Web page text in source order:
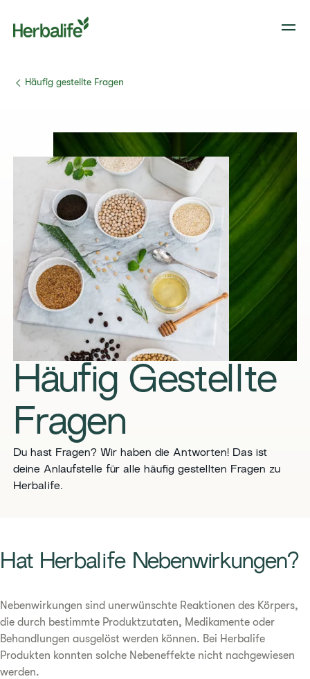
​​Häufig gestellte Fragen​
Häufig Gestellte
Fragen
Du hast Fragen? Wir haben die Antworten! Das ist
deine Anlaufstelle für alle häufig gestellten Fragen zu
Herbalife.
​​Hat Herbalife Nebenwirkungen?​
Nebenwirkungen sind unerwünschte Reaktionen des Körpers,
die durch bestimmte Produktzutaten, Medikamente oder
Behandlungen ausgelöst werden können. Bei Herbalife
Produkten konnten solche Nebeneffekte nicht nachgewiesen
werden.